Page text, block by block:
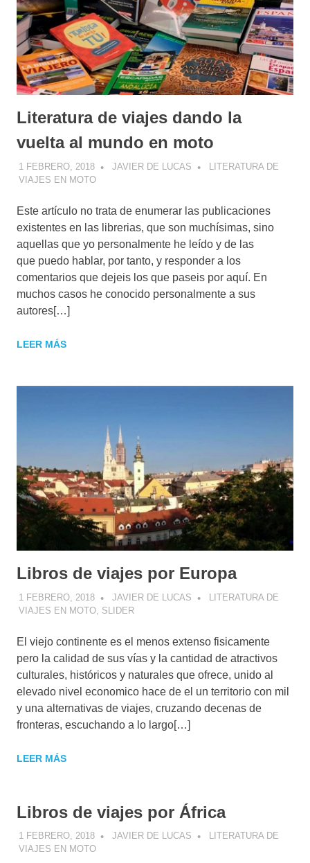
Literatura de viajes dando la
vuelta al mundo en moto
1 FEBRERO, 2018 JAVIER DE LUCAS
LITERATURA DE
VIAJES EN MOTO
Este artículo no trata de enumerar las publicaciones
existentes en las librerias, que son muchísimas, sino
aquellas que yo personalmente he leído y de las
que puedo hablar, por tanto, y responder a los
comentarios que dejeis los que paseis por aquí. En
muchos casos he conocido personalmente a sus
autores[…]
LEER MÁS
Libros de viajes por Europa
1 FEBRERO, 2018 JAVIER DE LUCAS
LITERATURA DE
VIAJES EN MOTO, SLIDER
El viejo continente es el menos extenso fisicamente
pero la calidad de sus vías y la cantidad de atractivos
culturales, históricos y naturales que ofrece, unido al
elevado nivel economico hace de el un territorio con mil
y una alternativas de viajes, cruzando decenas de
fronteras, escuchando a lo largo[…]
LEER MÁS
Libros de viajes por África
1 FEBRERO, 2018 JAVIER DE LUCAS
LITERATURA DE
VIAJES EN MOTO